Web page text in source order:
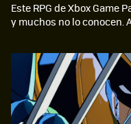
Este RPG de Xbox Game
y muchos no lo conocen.